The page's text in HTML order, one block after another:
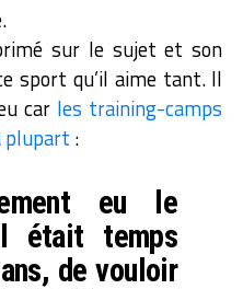
sur le sujet et son
sport qu’il aime tant. Il
car les training-camps
plupart :
eu le
était temps
de vouloir